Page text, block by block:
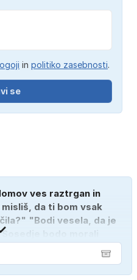
in politiko zasebnosti.
se
ves raztrgan in
da ti bom vsak
"Bodi vesela, da je
bodo morali
ga prebutal!"